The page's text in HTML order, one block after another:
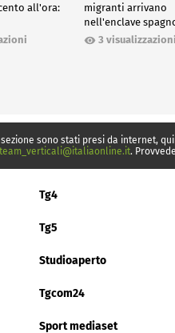
all'ora:
migranti arrivano
nell'enclave
Ceuta3 visualizzazioni
sono stati presi da internet,
team_verticali@italiaonline.it.
Tg4
Tg5
Studioaperto
Tgcom24
Sport mediaset